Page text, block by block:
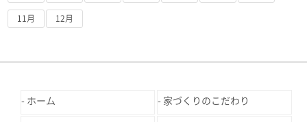
11月 12月
ホーム 家づくりのこだわり